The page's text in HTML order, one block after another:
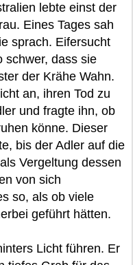
lebte einst der
Eines Tages sah
sprach. Eifersucht
schwer, dass sie
der Krähe Wahn.
an, ihren Tod zu
und fragte ihn, ob
könne. Dieser
bis der Adler auf die
Vergeltung dessen
von sich
so, als ob viele
geführt hätten.
Licht führen. Er